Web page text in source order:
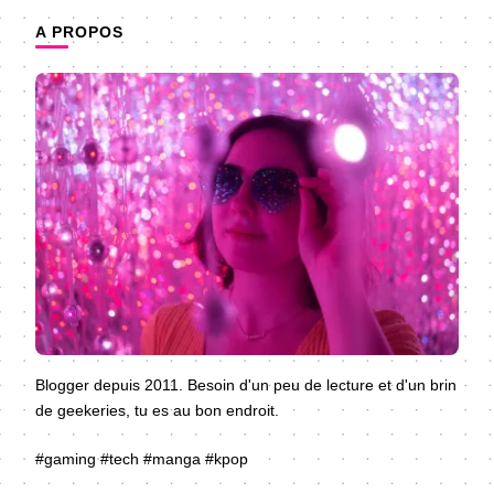
A PROPOS
Blogger depuis 2011. Besoin d'un peu de lecture et d'un brin
de geekeries, tu es au bon endroit.
#gaming #tech #manga #kpop